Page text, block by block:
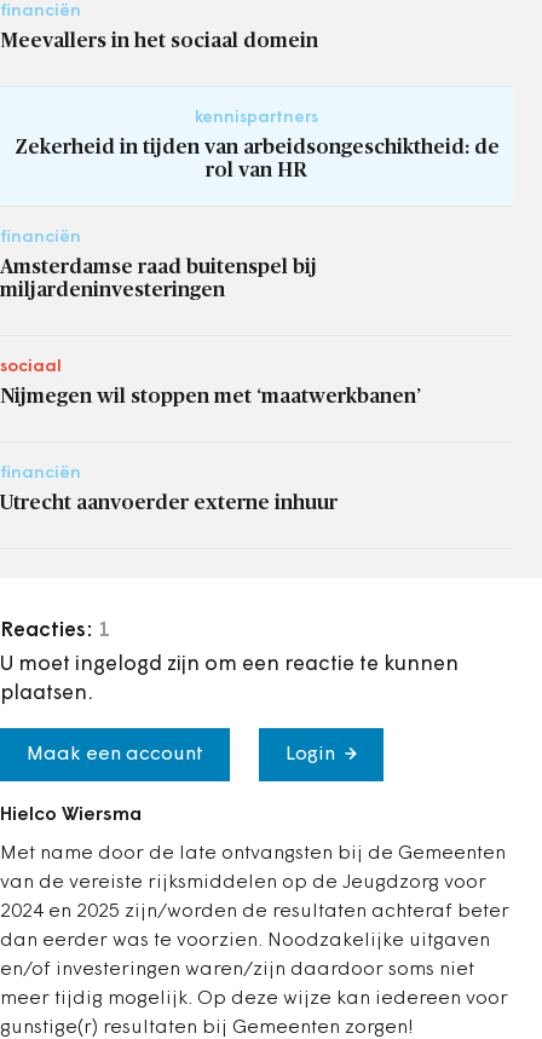
financiën
Meevallers in het sociaal domein
kennispartners
Zekerheid in tijden van arbeidsongeschiktheid: de
rol van HR
financiën
Amsterdamse raad buitenspel bij
miljardeninvesteringen
sociaal
Nijmegen wil stoppen met ‘maatwerkbanen’
financiën
Utrecht aanvoerder externe inhuur
Reacties: 1
U moet ingelogd zijn om een reactie te kunnen
plaatsen.
Maak een account Login
Hielco Wiersma
Met name door de late ontvangsten bij de Gemeenten
van de vereiste rijksmiddelen op de Jeugdzorg voor
2024 en 2025 zijn/worden de resultaten achteraf beter
dan eerder was te voorzien. Noodzakelijke uitgaven
en/of investeringen waren/zijn daardoor soms niet
meer tijdig mogelijk. Op deze wijze kan iedereen voor
gunstige(r) resultaten bij Gemeenten zorgen!